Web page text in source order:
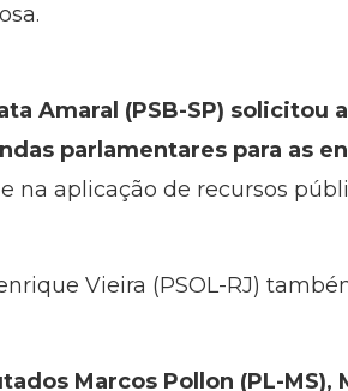
Amaral (PSB-SP) solicitou
parlamentares para as
na aplicação de recursos
Vieira (PSOL-RJ)
Marcos Pollon (PL-MS),